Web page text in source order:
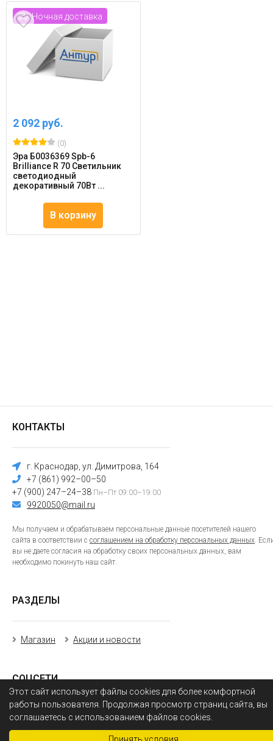
Этот сайт использует файлы cookies для более комфортной
работы пользователя. Продолжая просмотр страниц сайта, вы
соглашаетесь с использованием файлов cookies.
Ночная доставка
2 092 руб.
(0)
Эра Б0036369 Spb-6
Brilliance R 70 Светильник
светодиодный
декоративный 70Вт ...
В корзину
КОНТАКТЫ
г. Краснодар, ул. Димитрова, 164
+7 (861) 992–00–50
+7 (900) 247–24–38 Пн–Пт 09:00–19:00
9920050@mail.ru
Мы получаем и обрабатываем персональные данные посетителей нашего
сайта в соответствии с соглашением на обработку персональных данных.
вы не даете согласия на обработку своих персональных данных, вам
необходимо покинуть наш сайт.
РАЗДЕЛЫ
Магазин Акции и новости
СОЦСЕТИ